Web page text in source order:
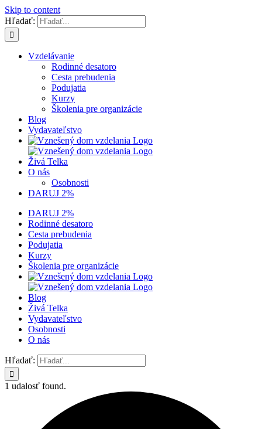
Skip to content
Hľadať:
Vzdelávanie
Rodinné desatoro
Cesta prebudenia
Podujatia
Kurzy
Školenia pre organizácie
Blog
Vydavateľstvo
Živá Telka
O nás
Osobnosti
DARUJ 2%
DARUJ 2%
Rodinné desatoro
Cesta prebudenia
Podujatia
Kurzy
Školenia pre organizácie
Blog
Živá Telka
Vydavateľstvo
Osobnosti
O nás
Hľadať:
1 udalosť found.